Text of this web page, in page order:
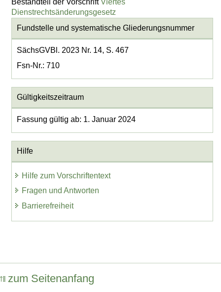
Dienstrechtsänderungsgesetz
Fundstelle und systematische Gliederungsnummer
SächsGVBl. 2023 Nr. 14, S. 467
Fsn-Nr.: 710
Gültigkeitszeitraum
Fassung gültig ab: 1. Januar 2024
Hilfe
Hilfe zum Vorschriftentext
Fragen und Antworten
Barrierefreiheit
zum Seitenanfang